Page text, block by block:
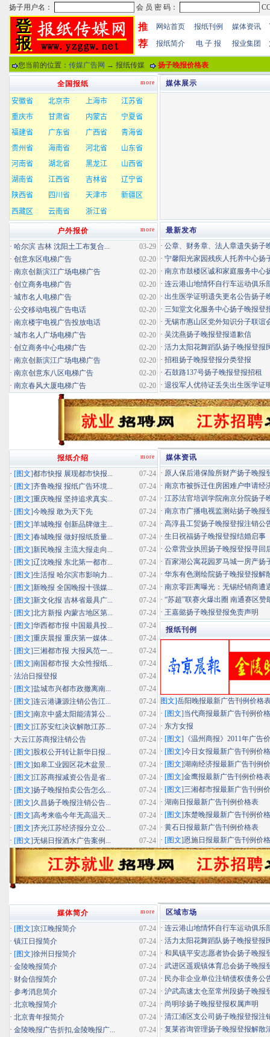
推
荐
网站首页 报纸刊例 媒体资讯
报纸简介 电 子 报 报业集团
您当前的位置： 传媒广告网 → 报纸传媒 扬子晚报价格表
媒体展示
最新发布
· 公章、财务章、法人章遗失扬子
· 宁馨阳光家园残疾人托养中心扬
· 南京市鼓楼区诚和家庭服务中心
· 连云港山地情怀自行车运动俱乐
· 出生医学证明遗失更名公告扬子
· 三知堂文化服务中心扬子晚报登
· 无锡市惠山区党外知识分子联谊
· 吴沈燕扬子晚报登报道歉信
· 活力太阳花舞蹈队扬子晚报登报
· 招租扬子晚报登报分类登报
· 石鼓路137号扬子晚报登报招租
· 退役军人优待证丢失出生医学证
more
全国报纸
more
户外报价
03-29
· 哈尔滨 吉林 沈阳土工布复合...
02-20
· 创意东区电梯广告
02-20
· 南京创新滨江广场电梯广告
02-20
· 创立商务电梯广告
02-20
· 城市名人电梯广告
02-20
· 公交移动电视广告电话
02-20
· 南京楼宇电视广告投放电话
02-20
· 城市名人广场电梯广告
02-20
· 创立商务中心电梯广告
02-20
· 南京创新滨江广场电梯广告
02-20
· 南京创意东八区电梯广告
02-20
· 南京春风大厦电梯广告
媒体资讯
· 原人保后港保险所财产扬子晚报
· 南京市被拆迁住房困难户申请经
· 江苏法官培训学院南京分院扬子
· 南京市广播电视监测站扬子晚报
· 高淳县工贸扬子晚报登报注销公
· 生日祝福扬子晚报登报结婚启事
· 公章营业执照扬子晚报登报寻回
· 百家湖公寓花园罗马城一房产扬
· 华东有色测绘院扬子晚报登报解
· 南京零距离曝光：无锡经销商遭
· “苏超”联赛火爆出圈 南通赛区赞
· 王嘉懿扬子晚报登报免责声明
报纸刊例
图文]岳阳晚报最新广告刊例价格
· [图文]当代商报最新广告刊例价
· 东方女报
· [图文] 《温州商报》2011年广告
· [图文]今日女报最新广告刊例价
· [图文]湖南经济报最新广告刊例
· [图文]金鹰报最新广告刊例价格表
· [图文]三湘都市报最新广告刊例
· 湖南日报最新广告刊例价格表
· [图文]东楚晚报最新广告刊例价
· 黄石日报最新广告刊例价格表
· [图文]恩施日报最新广告刊例价
more
报纸介绍
07-24
· [图文]都市快报 展现都市快报...
07-24
· [图文]齐鲁晚报 报纸广告环境...
07-24
· [图文]重庆晚报 坚持追求真实...
07-24
· [图文]今晚报 敢为天下先
07-24
· [图文]羊城晚报 创新品牌做主...
07-24
· [图文]春城晚报 做好报纸质量...
07-24
· [图文]新民晚报 主流大报走向...
07-24
· [图文]辽沈晚报 东北第一都市...
07-24
· [图文]生活报 哈尔滨市影响力...
07-24
· [图文]新晚报 全国晚报十强媒...
07-24
· [图文]新文化报 吉林省最具广...
07-24
· [图文]北方新报 内蒙古地区第...
07-24
· [图文]华西都市报 中国最具投...
07-24
· [图文]重庆晨报 重庆第一媒体...
07-24
· [图文]三湘都市报 大报风范一...
07-24
· [图文]南国都市报 大众性报纸...
07-24
· 法治日报登报
07-24
· [图文]盐城市兴都市政撤离南...
07-24
· [图文]连云港谦源注销公告江...
07-24
· [图文]南京中盛太阳能清算公...
07-24
· [图文]江苏安红决议解散江苏...
07-24
· 大云江苏商报注销公告
07-24
· [图文]股权公开转让新华日报...
07-24
· [图文]如皋工业园区花木盆景...
07-24
· [图文]江苏商报减资公告是省...
07-24
· [图文]扬子晚报拍卖公告怎么...
07-24
· [图文]久昌扬子晚报注销公告...
07-24
· [图文]高考来临今年无高温天...
07-24
· [图文]齐光江苏经济报分立公...
07-24
· [图文]无锡日报酒水广告案例...
区域市场
· 连云港山地情怀自行车运动俱乐
· 活力太阳花舞蹈队扬子晚报登报
· 和凤镇平安志愿者协会扬子晚报
· 武进区遥观镇体育总会扬子晚报
· 民办非企业单位注销债权债务公
· 沪武高速太仓至常州段扬子晚报
· 尚明珍扬子晚报登报权属声明
· 清江浦区支公司扬子晚报登报注
· 复莱咨询管理扬子晚报登报解散
more
媒体简介
07-24
· [图文]京江晚报简介
07-24
· 镇江日报简介
07-24
· [图文]徐州日报简介
07-24
· 金陵晚报简介
07-24
· 财会信报简介
07-24
· 参考消息简介
07-24
· 北京晚报简介
07-24
· 北京青年报简介
07-24
· 金陵晚报广告折扣,金陵晚报广...